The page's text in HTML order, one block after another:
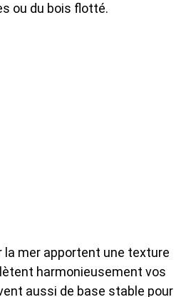
ou du bois flotté.
la mer apportent une texture
harmonieusement vos
aussi de base stable pour